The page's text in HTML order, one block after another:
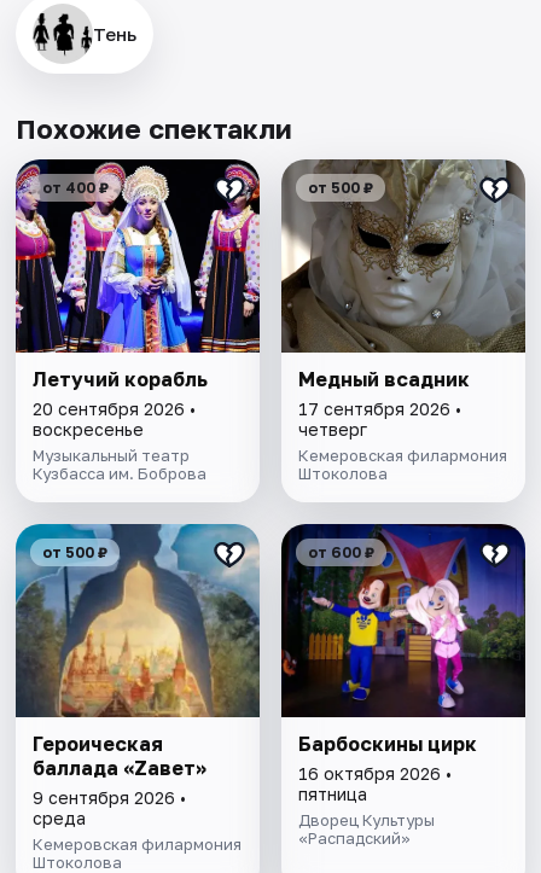
Тень
Похожие спектакли
от 400 ₽
Летучий корабль
20 сентября 2026 •
воскресенье
Музыкальный театр
Кузбасса им. Боброва
от 500 ₽
Медный всадник
17 сентября 2026 •
четверг
Кемеровская филармония
Штоколова
от 500 ₽
Героическая
баллада «Zавет»
9 сентября 2026 •
среда
Кемеровская филармония
Штоколова
от 600 ₽
Барбоскины цирк
16 октября 2026 •
пятница
Дворец Культуры
«Распадский»